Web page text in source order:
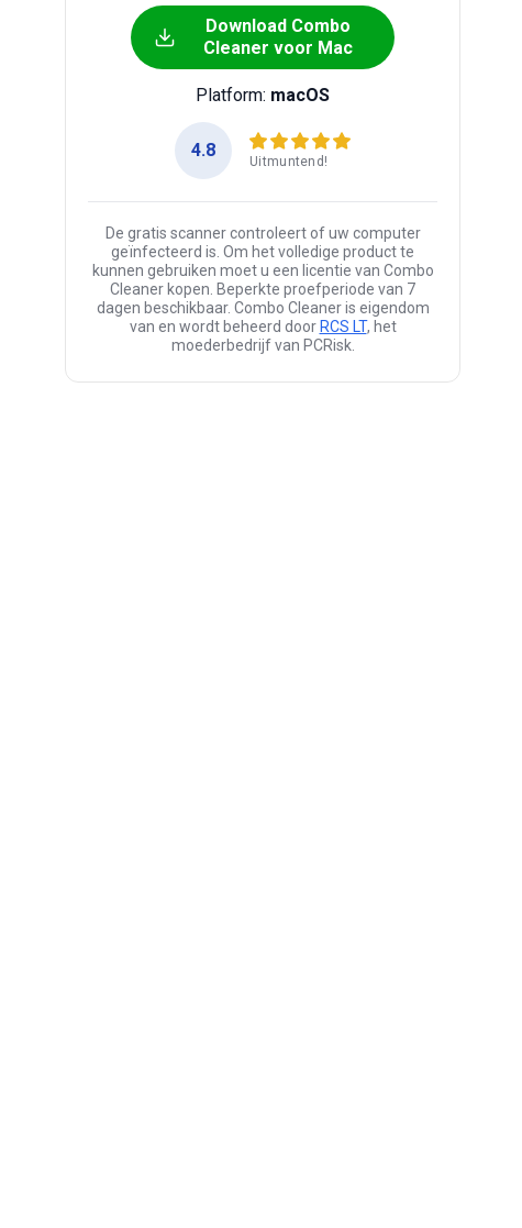
Download Combo
Cleaner voor Mac
Platform: macOS
4.8
Uitmuntend!
De gratis scanner controleert of uw computer
geïnfecteerd is. Om het volledige product te
kunnen gebruiken moet u een licentie van Combo
Cleaner kopen. Beperkte proefperiode van 7
dagen beschikbaar. Combo Cleaner is eigendom
van en wordt beheerd door RCS LT, het
moederbedrijf van PCRisk.